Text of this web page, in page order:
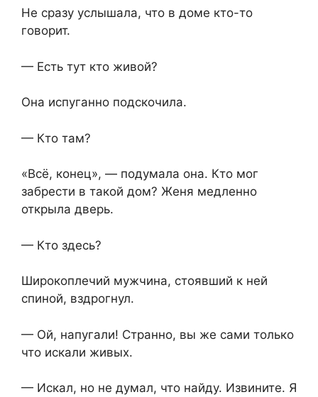
Не сразу услышала, что в доме кто-то
говорит.
— Есть тут кто живой?
Она испуганно подскочила.
— Кто там?
«Всё, конец», — подумала она. Кто мог
забрести в такой дом? Женя медленно
открыла дверь.
— Кто здесь?
Широкоплечий мужчина, стоявший к ней
спиной, вздрогнул.
— Ой, напугали! Странно, вы же сами только
что искали живых.
— Искал, но не думал, что найду. Извините. Я